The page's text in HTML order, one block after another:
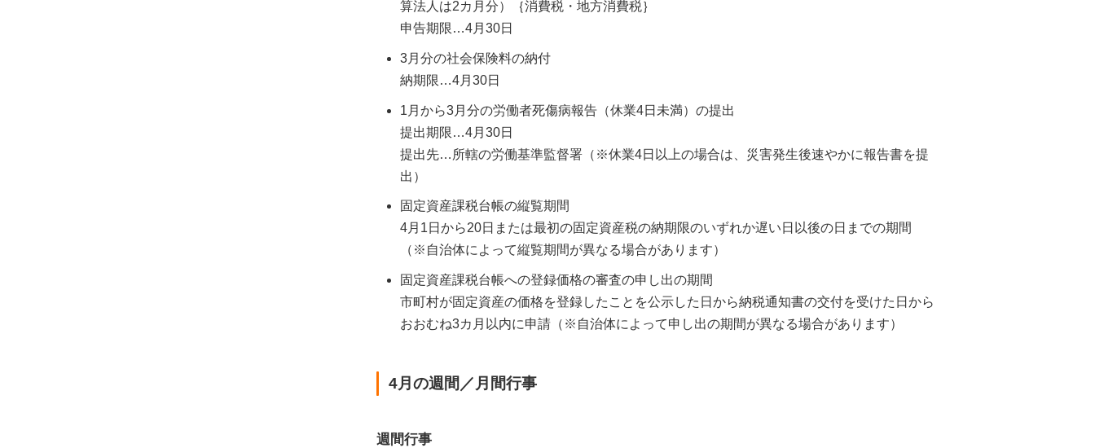
算法人は2カ月分）｛消費税・地方消費税｝
申告期限…4月30日
3月分の社会保険料の納付
納期限…4月30日
1月から3月分の労働者死傷病報告（休業4日未満）の提出
提出期限…4月30日
提出先…所轄の労働基準監督署（※休業4日以上の場合は、災害発生後速やかに報告書を提
出）
固定資産課税台帳の縦覧期間
4月1日から20日または最初の固定資産税の納期限のいずれか遅い日以後の日までの期間
（※自治体によって縦覧期間が異なる場合があります）
固定資産課税台帳への登録価格の審査の申し出の期間
市町村が固定資産の価格を登録したことを公示した日から納税通知書の交付を受けた日から
おおむね3カ月以内に申請（※自治体によって申し出の期間が異なる場合があります）
4月の週間／月間行事
週間行事